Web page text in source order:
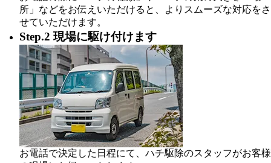
所」などをお伝えいただけると、よりスムーズな対応をさ
せていただけます。
Step.2 現場に駆け付けます
お電話で決定した日程にて、ハチ駆除のスタッフがお客様